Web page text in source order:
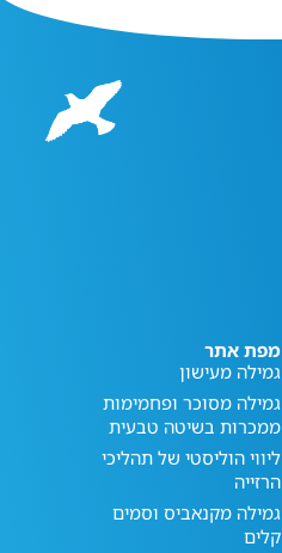
מפת אתר
גמילה מעישון
גמילה מסוכר ופחמימות
ממכרות בשיטה טבעית
ליווי הוליסטי של תהליכי
הרזייה
גמילה מקנאביס וסמים
קלים